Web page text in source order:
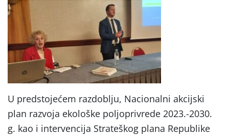
U predstojećem razdoblju, Nacionalni akcijski
plan razvoja ekološke poljoprivrede 2023.-2030.
g. kao i intervencija Strateškog plana Republike